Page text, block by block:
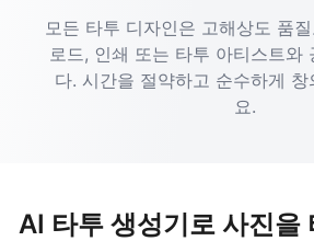
모든 타투 디자인은 고해상도 품
로드, 인쇄 또는 타투 아티스트와
다. 시간을 절약하고 순수하게 창
요.
AI 타투 생성기로 사진을